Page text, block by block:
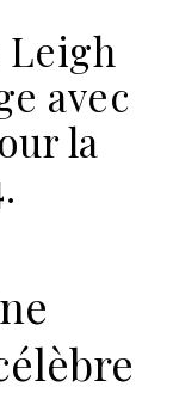
avec
la